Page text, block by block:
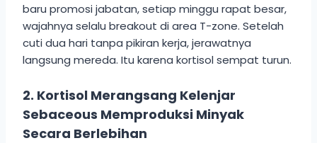
baru promosi jabatan, setiap minggu rapat besar,
wajahnya selalu breakout di area T-zone. Setelah
cuti dua hari tanpa pikiran kerja, jerawatnya
langsung mereda. Itu karena kortisol sempat turun.
2. Kortisol Merangsang Kelenjar
Sebaceous Memproduksi Minyak
Secara Berlebihan